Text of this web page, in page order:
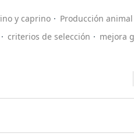
y caprino
Producción animal
criterios de selección
mejora